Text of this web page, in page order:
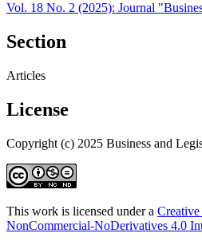
Vol. 18 No. 2 (2025): Journal
Section
Articles
License
Copyright (c) 2025 Business and
This work is licensed under a
NonCommercial-NoDerivatives 4.0